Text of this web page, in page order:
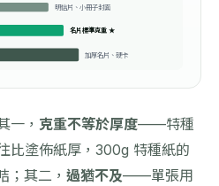
明信片、小冊子封面
名片標準克重 ★
加厚名片、硬卡
一， 克重不等於厚度——特種
比塗佈紙厚，300g 特種紙的
；其二， 過猶不及——單張用